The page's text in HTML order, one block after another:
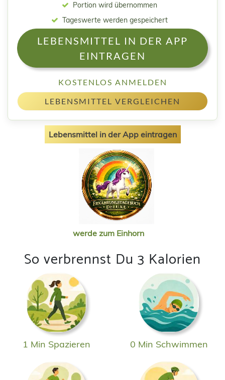
Portion wird übernommen
Tageswerte werden gespeichert
LEBENSMITTEL IN DER APP
EINTRAGEN
KOSTENLOS ANMELDEN
LEBENSMITTEL VERGLEICHEN
Lebensmittel in der App eintragen
werde zum Einhorn
So verbrennst Du 3 Kalorien
1 Min Spazieren 0 Min Schwimmen